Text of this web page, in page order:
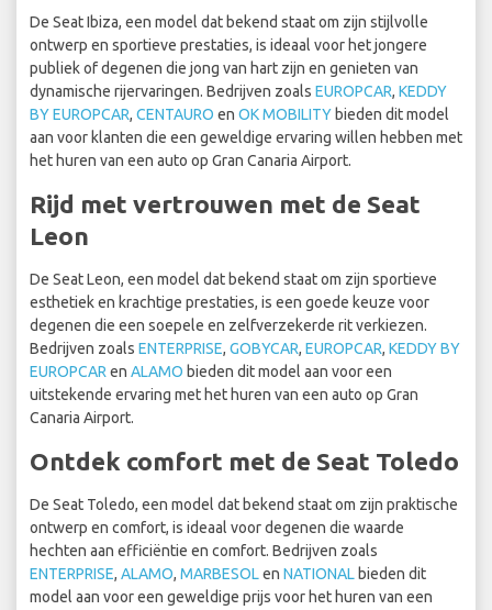
De Seat Ibiza, een model dat bekend staat om zijn stijlvolle
ontwerp en sportieve prestaties, is ideaal voor het jongere
publiek of degenen die jong van hart zijn en genieten van
dynamische rijervaringen. Bedrijven zoals EUROPCAR, KEDDY
BY EUROPCAR, CENTAURO en OK MOBILITY bieden dit model
aan voor klanten die een geweldige ervaring willen hebben met
het huren van een auto op Gran Canaria Airport.
Rijd met vertrouwen met de Seat
Leon
De Seat Leon, een model dat bekend staat om zijn sportieve
esthetiek en krachtige prestaties, is een goede keuze voor
degenen die een soepele en zelfverzekerde rit verkiezen.
Bedrijven zoals ENTERPRISE, GOBYCAR, EUROPCAR, KEDDY BY
EUROPCAR en ALAMO bieden dit model aan voor een
uitstekende ervaring met het huren van een auto op Gran
Canaria Airport.
Ontdek comfort met de Seat Toledo
De Seat Toledo, een model dat bekend staat om zijn praktische
ontwerp en comfort, is ideaal voor degenen die waarde
hechten aan efficiëntie en comfort. Bedrijven zoals
ENTERPRISE, ALAMO, MARBESOLen NATIONAL bieden dit
model aan voor een geweldige prijs voor het huren van een